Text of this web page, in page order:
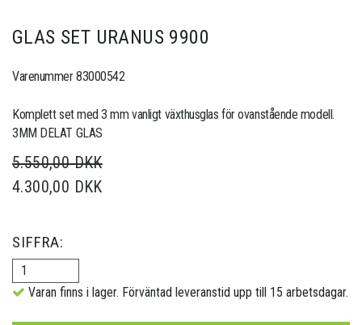
GLAS SET URANUS 9900
Varenummer 83000542
Komplett set med 3 mm vanligt växthusglas för ovanstående modell.
3MM DELAT GLAS
5.550,00 DKK
4.300,00 DKK
SIFFRA:
Varan finns i lager. Förväntad leveranstid upp till 15 arbetsdagar.